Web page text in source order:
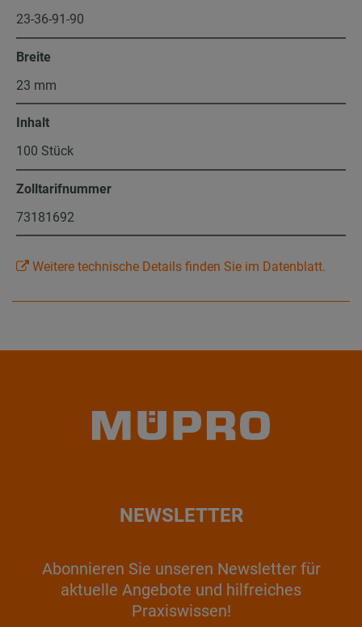
23-36-91-90
Breite
23 mm
Inhalt
100 Stück
Zolltarifnummer
73181692
Weitere technische Details finden Sie im Datenblatt.
NEWSLETTER
Abonnieren Sie unseren Newsletter für
aktuelle Angebote und hilfreiches
Praxiswissen!